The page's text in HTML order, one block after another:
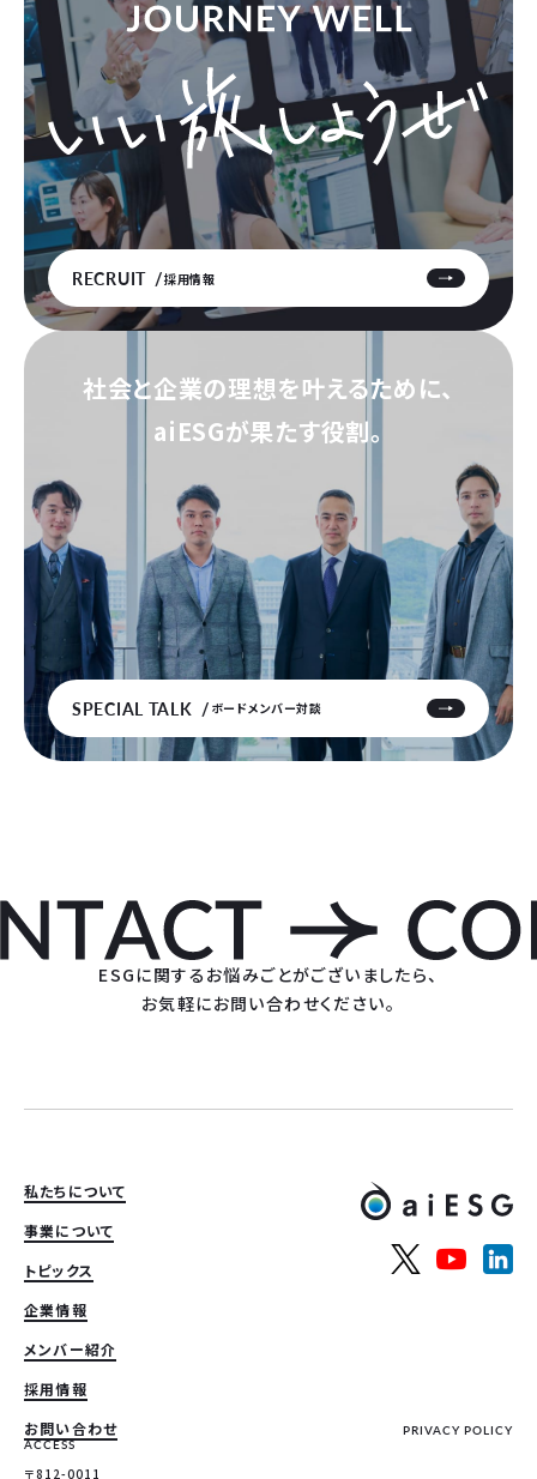
RECRUIT 採用情報
社会と企業の理想を叶えるために、
aiESGが果たす役割。
SPECIAL TALK ボードメンバー対談
ESGに関するお悩みごとがございましたら、
お気軽にお問い合わせください。
私たちについて
事業について
トピックス
企業情報
メンバー紹介
採用情報
お問い合わせ
PRIVACY POLICY
ACCESS
〒812-0011